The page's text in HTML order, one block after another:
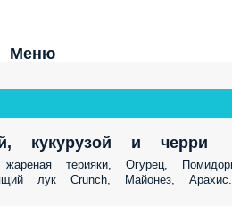
Меню
кукурузой и черри
терияки, Огурец,
лук Crunch, Майонез, Арахис.